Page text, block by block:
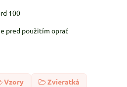
100
pred použitím oprať
Vzory Zvieratká